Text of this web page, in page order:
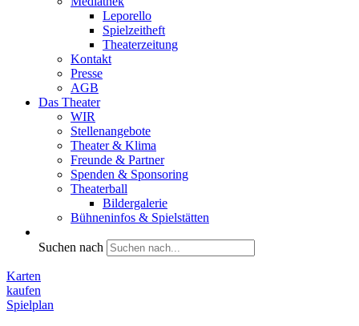
Leporello
Spielzeitheft
Theaterzeitung
Kontakt
Presse
AGB
Das Theater
WIR
Stellenangebote
Theater & Klima
Freunde & Partner
Spenden & Sponsoring
Theaterball
Bildergalerie
Bühneninfos & Spielstätten
Suchen nach
Karten
kaufen
Spielplan